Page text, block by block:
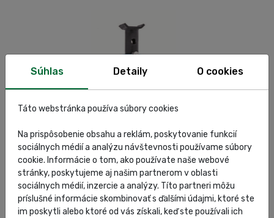
OMCN 217
Zobraziť
Súhlas Detaily O cookies
Táto webstránka používa súbory cookies
Na prispôsobenie obsahu a reklám, poskytovanie funkcií
sociálnych médií a analýzu návštevnosti používame súbory
cookie. Informácie o tom, ako používate naše webové
stránky, poskytujeme aj našim partnerom v oblasti
sociálnych médií, inzercie a analýzy. Títo partneri môžu
príslušné informácie skombinovať s ďalšími údajmi, ktoré ste
im poskytli alebo ktoré od vás získali, keď ste používali ich